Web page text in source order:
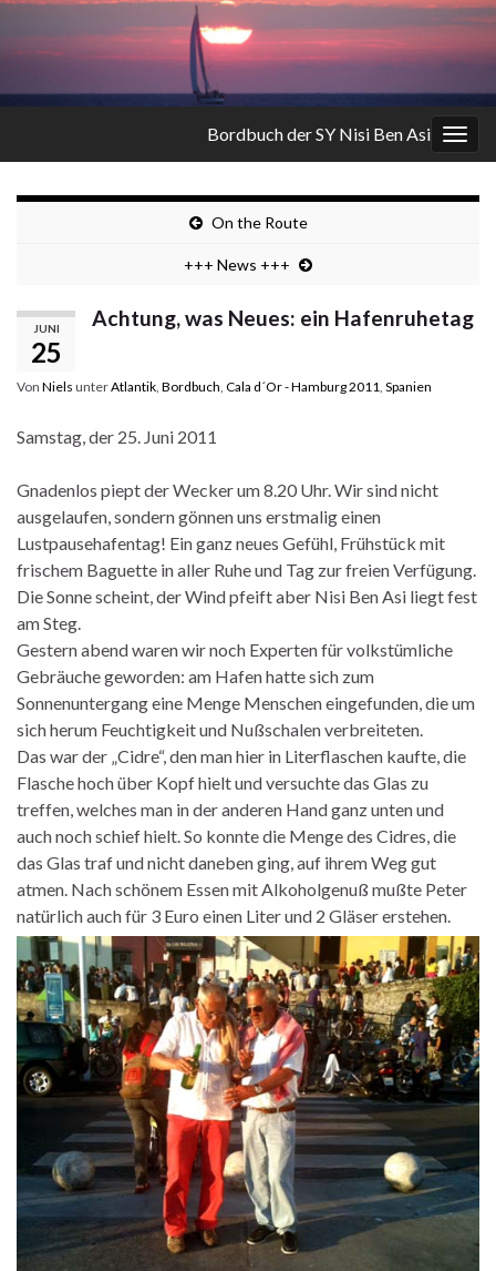
Bordbuch der SY Nisi Ben Asi
On the Route
+++ News +++
JUNI
25
Achtung, was Neues: ein Hafenruhetag
Von Niels unterAtlantik Bordbuch Cala d´Or - Hamburg 2011 Spanien
Samstag, der 25. Juni 2011
Gnadenlos piept der Wecker um 8.20 Uhr. Wir sind nicht
ausgelaufen, sondern gönnen uns erstmalig einen
Lustpausehafentag! Ein ganz neues Gefühl, Frühstück mit
frischem Baguette in aller Ruhe und Tag zur freien Verfügung.
Die Sonne scheint, der Wind pfeift aber Nisi Ben Asi liegt fest
am Steg.
Gestern abend waren wir noch Experten für volkstümliche
Gebräuche geworden: am Hafen hatte sich zum
Sonnenuntergang eine Menge Menschen eingefunden, die um
sich herum Feuchtigkeit und Nußschalen verbreiteten.
Das war der „Cidre“, den man hier in Literflaschen kaufte, die
Flasche hoch über Kopf hielt und versuchte das Glas zu
treffen, welches man in der anderen Hand ganz unten und
auch noch schief hielt. So konnte die Menge des Cidres, die
das Glas traf und nicht daneben ging, auf ihrem Weg gut
atmen. Nach schönem Essen mit Alkoholgenuß mußte Peter
natürlich auch für 3 Euro einen Liter und 2 Gläser erstehen.